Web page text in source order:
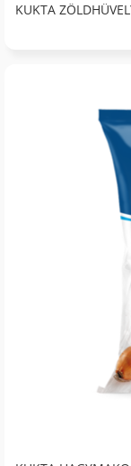
KUKTA